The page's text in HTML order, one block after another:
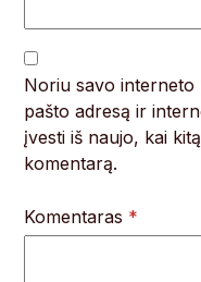
Noriu savo interneto
pašto adresą ir
įvesti iš naujo, kai
komentarą.
Komentaras *